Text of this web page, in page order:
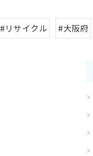
#リサイクル #大阪府